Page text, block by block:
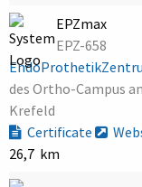
EPZmax
EPZ-658
des Ortho-Campus
Krefeld
Certificate
26,7 km